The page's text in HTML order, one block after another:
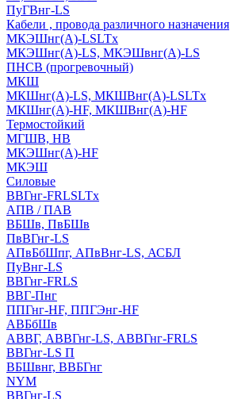
ПуГВнг-LS
Кабели , провода различного назначения
МКЭШнг(А)-LSLTx
МКЭШнг(А)-LS, МКЭШвнг(А)-LS
ПНСВ (прогревочный)
МКШ
МКШнг(А)-LS, МКШВнг(А)-LSLTx
МКШнг(А)-HF, МКШВнг(А)-HF
Термостойкий
МГШВ, НВ
МКЭШнг(А)-HF
МКЭШ
Силовые
ВВГнг-FRLSLTx
АПВ / ПАВ
ВБШв, ПвБШв
ПвВГнг-LS
АПвБбШпг, АПвВнг-LS, АСБЛ
ПуВнг-LS
ВВГнг-FRLS
ВВГ-Пнг
ППГнг-HF, ППГЭнг-HF
АВБбШв
АВВГ, АВВГнг-LS, АВВГнг-FRLS
ВВГнг-LS П
ВБШвнг, ВВБГнг
NYM
ВВГнг-LS